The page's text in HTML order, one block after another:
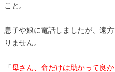
こと。
息子や娘に電話しましたが、遠
りません。
「母さん、命だけは助かって良か